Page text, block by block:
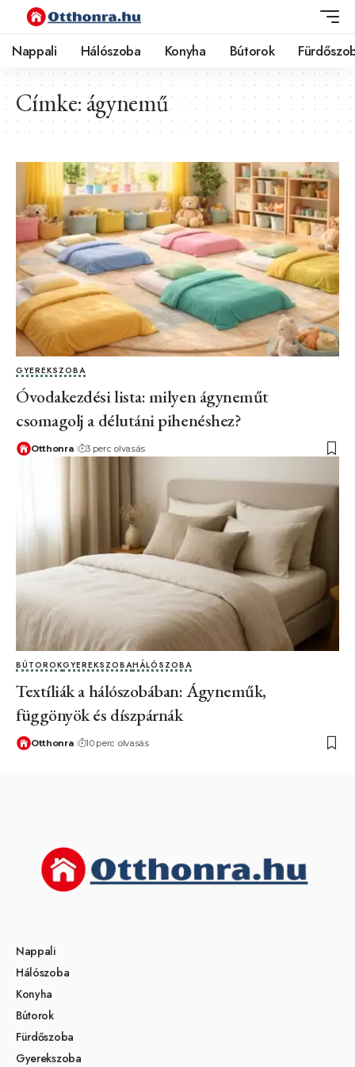
Nappali Hálószoba Konyha Bútorok
Címke: ágynemű
GYEREKSZOBA
Óvodakezdési lista: milyen ágyneműt
csomagolj a délutáni pihenéshez?
Otthonra 3 perc olvasás
BÚTOROKGYEREKSZOBAHÁLÓSZOBA
Textíliák a hálószobában: Ágyneműk,
függönyök és díszpárnák
Otthonra 10 perc olvasás
Nappali
Hálószoba
Konyha
Bútorok
Fürdőszoba
Gyerekszoba